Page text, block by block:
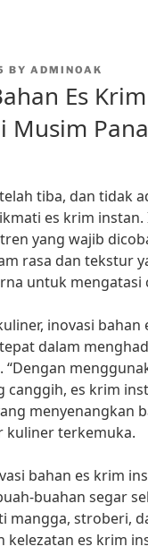
BY ADMINOAK
Es
Musim
tiba, dan tidak
es krim
yang wajib
rasa dan tekstur
untuk mengatasi
inovasi
dalam
“Dengan
canggih, es krim
menyenangkan
kuliner terkemuka.
bahan es krim
buahan segar
mangga, stroberi,
kelezatan es krim